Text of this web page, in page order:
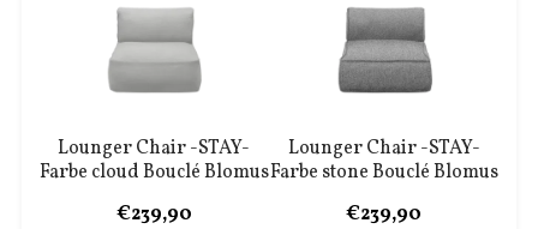
Lounger Chair -STAY-
Farbe cloud Bouclé Blomus
€239,90
Lounger Chair -STAY-
Farbe stone Bouclé Blomus
€239,90